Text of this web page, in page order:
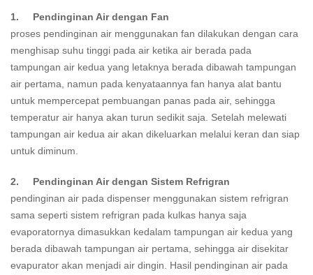
1. Pendinginan Air dengan Fan
proses pendinginan air menggunakan fan dilakukan dengan cara
menghisap suhu tinggi pada air ketika air berada pada
tampungan air kedua yang letaknya berada dibawah tampungan
air pertama, namun pada kenyataannya fan hanya alat bantu
untuk mempercepat pembuangan panas pada air, sehingga
temperatur air hanya akan turun sedikit saja. Setelah melewati
tampungan air kedua air akan dikeluarkan melalui keran dan siap
untuk diminum.
2. Pendinginan Air dengan Sistem Refrigran
pendinginan air pada dispenser menggunakan sistem refrigran
sama seperti sistem refrigran pada kulkas hanya saja
evaporatornya dimasukkan kedalam tampungan air kedua yang
berada dibawah tampungan air pertama, sehingga air disekitar
evapurator akan menjadi air dingin. Hasil pendinginan air pada